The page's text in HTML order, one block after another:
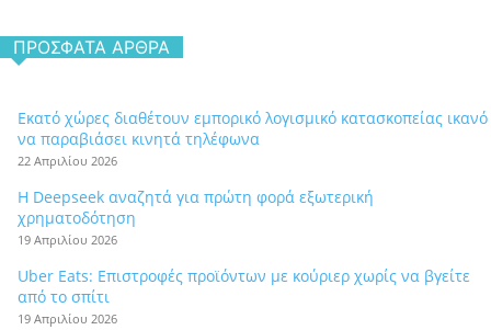
ΠΡΌΣΦΑΤΑ ΆΡΘΡΑ
Εκατό χώρες διαθέτουν εμπορικό λογισμικό κατασκοπείας ικανό
να παραβιάσει κινητά τηλέφωνα
22 Απριλίου 2026
Η Deepseek αναζητά για πρώτη φορά εξωτερική
χρηματοδότηση
19 Απριλίου 2026
Uber Eats: Επιστροφές προϊόντων με κούριερ χωρίς να βγείτε
από το σπίτι
19 Απριλίου 2026